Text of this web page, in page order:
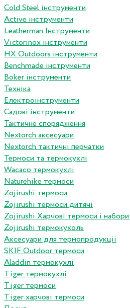
Сold Steel інструменти
Active інструменти
Leatherman Інструменти
Victorinox інструменти
HX Outdoors інструменти
Benchmade інструменти
Boker інструменти
Техніка
Електроінструменти
Садові інструменти
Тактичне спорядження
Nextorch аксесуари
Nextorch тактичні перчатки
Термоси та термокухлі
Wacaco термокухлі
Naturehike термоси
Zojirushi термоси
Zojirushi термоси дитячі
Zojirushi Харчові термоси і
Zojirushi термокухоль
Аксесуари для термопродукціі
SKIF Outdoor термоси
Aladdin термокухлі
Tiger термокухлі
Tiger термоси
Tiger харчові термоси